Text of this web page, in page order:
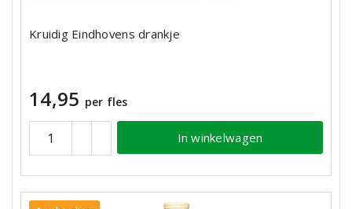
Kruidig Eindhovens drankje
14,95 per fles
In winkelwagen